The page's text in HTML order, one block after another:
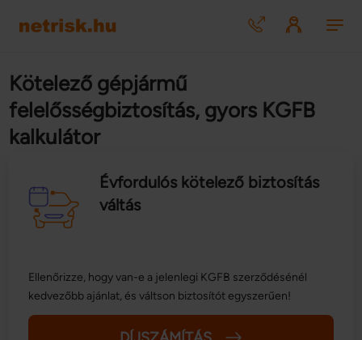
Kötelező gépjármű
felelősségbiztosítás, gyors KGFB
kalkulátor
Évfordulós kötelező biztosítás
váltás
Ellenőrizze, hogy van-e a jelenlegi KGFB szerződésénél
kedvezőbb ajánlat, és váltson biztosítót egyszerűen!